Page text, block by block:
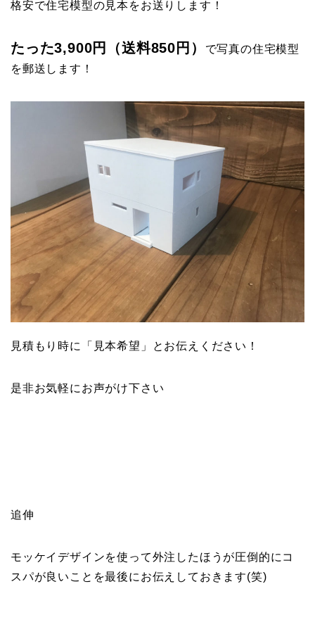
格安で住宅模型の見本をお送りします！
たった3,900円（送料850円）
で写真の住宅模型
を郵送します！
見積もり時に「見本希望」とお伝えください！
是非お気軽にお声がけ下さい
追伸
モッケイデザインを使って外注したほうが圧倒的にコ
スパが良いことを最後にお伝えしておきます(笑)